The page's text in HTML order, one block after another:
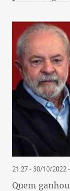
21:27 - 30/10/2022
Quem